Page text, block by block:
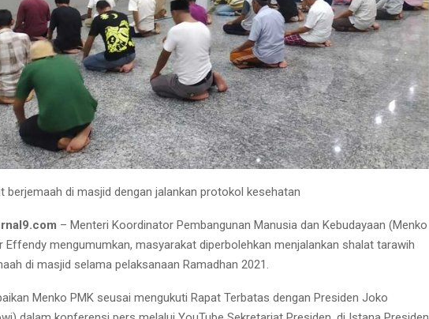
berjemaah di masjid dengan jalankan protokol kesehatan
– Menteri Koordinator Pembangunan Manusia dan Kebudayaan (Menko
Effendy mengumumkan, masyarakat diperbolehkan menjalankan shalat tarawih
di masjid selama pelaksanaan Ramadhan 2021.
Menko PMK seusai mengukuti Rapat Terbatas dengan Presiden Joko